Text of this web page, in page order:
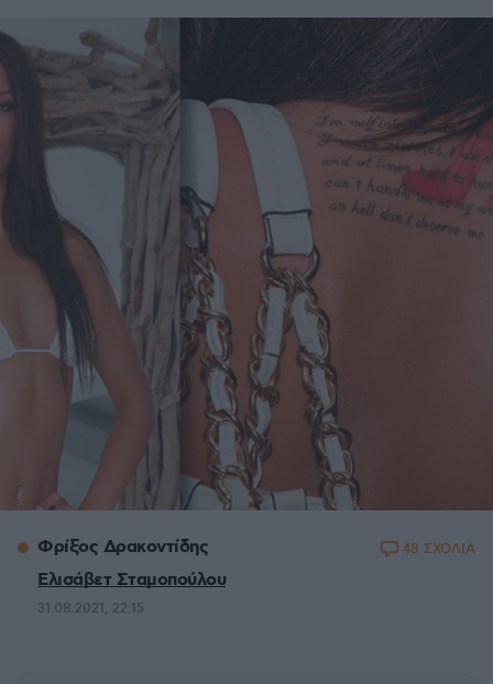
Φρίξος Δρακοντίδης
Ελισάβετ Σταμοπούλου
31.08.2021, 22:15
48 ΣΧΟΛΙΑ